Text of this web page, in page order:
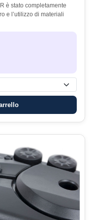
è stato completamente
e l’utilizzo di materiali